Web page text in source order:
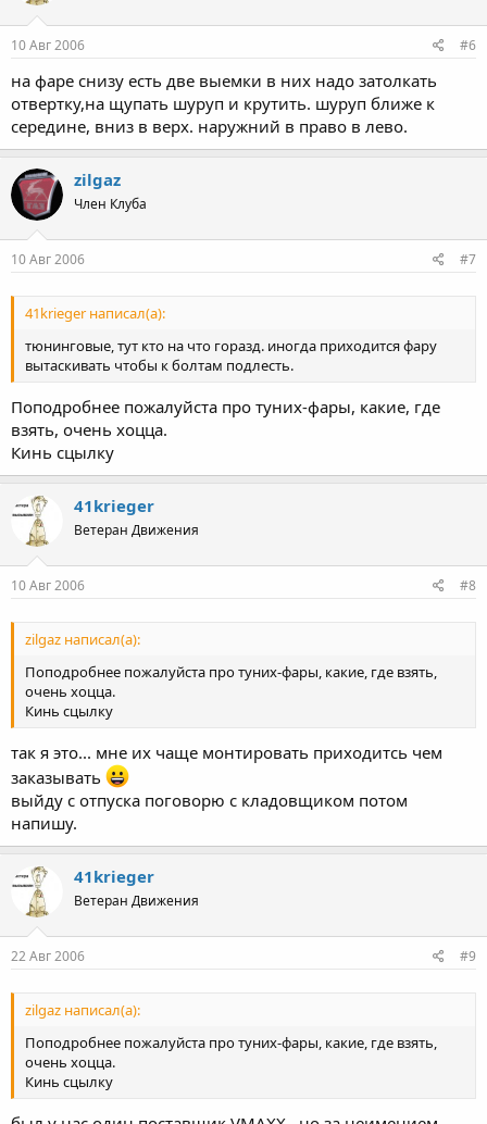
10 Авг 2006 #6
на фаре снизу есть две выемки в них надо затолкать
отвертку,на щупать шуруп и крутить. шуруп ближе к
середине, вниз в верх. наружний в право в лево.
zilgaz
Член Клуба
10 Авг 2006 #7
41krieger написал(а):
тюнинговые, тут кто на что горазд. иногда приходится фару
вытаскивать чтобы к болтам подлесть.
Поподробнее пожалуйста про туних-фары, какие, где
взять, очень хоцца.
Кинь сцылку
41krieger
Ветеран Движения
10 Авг 2006 #8
zilgaz написал(а):
Поподробнее пожалуйста про туних-фары, какие, где взять,
очень хоцца.
Кинь сцылку
так я это... мне их чаще монтировать приходитсь чем
заказывать
выйду с отпуска поговорю с кладовщиком потом
напишу.
41krieger
Ветеран Движения
22 Авг 2006 #9
zilgaz написал(а):
Поподробнее пожалуйста про туних-фары, какие, где взять,
очень хоцца.
Кинь сцылку